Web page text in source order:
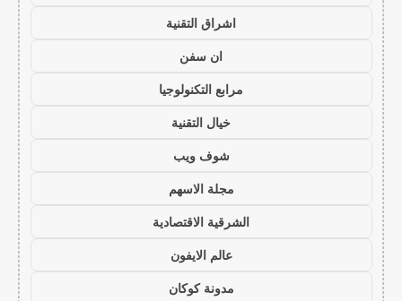
اشراق التقنية
ان سفن
مرابع التكنولوجيا
خيال التقنية
شوف ويب
مجلة الاسهم
الشرقية الاقتصادية
عالم الايفون
مدونة كوكان